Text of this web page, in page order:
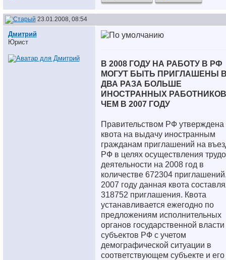
23.01.2008, 08:54
Дмитрий
Юрист
В 2008 ГОДУ НА РАБОТУ В РФ
МОГУТ БЫТЬ ПРИГЛАШЕНЫ
ДВА РАЗА БОЛЬШЕ
ИНОСТРАННЫХ
ЧЕМ В 2007 ГОДУ
Правительством РФ утверждена
квота на выдачу иностранным
гражданам приглашений на
РФ в целях осуществления
деятельности на 2008 год в
количестве 672304
2007 году данная квота
318752 приглашения. Квота
устанавливается ежегодно по
предложениям исполнительных
органов государственной власти
субъектов РФ с учетом
демографической ситуации в
соответствующем субъекте и его